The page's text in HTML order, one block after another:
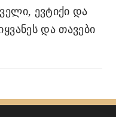
ევტიქი და
და თავები